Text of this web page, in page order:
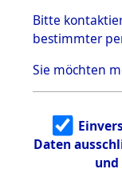
5.3.1
zu
en
5.3.2
g
5.3.3
Bitte
bestimmter
Sie möchten
Daten